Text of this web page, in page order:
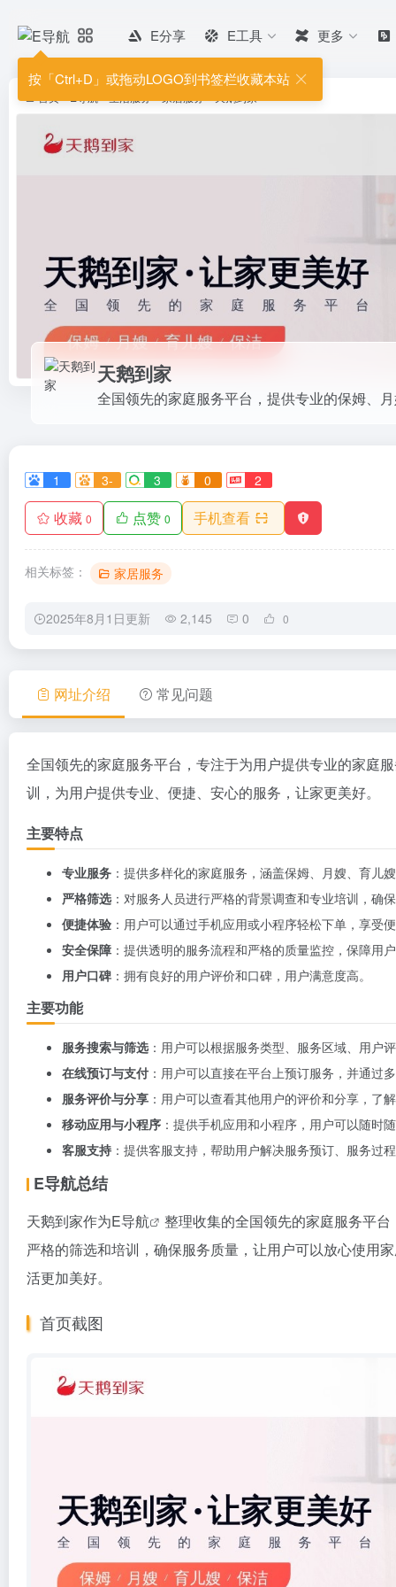
按「Ctrl+D」或拖动LOGO到书签栏收藏本站
E分享 E工具 更多
天鹅到家
1 3- 3 0 2
收藏 0 点赞 0 手机查看
相关标签： 家居服务
2025年8月1日更新 2,145 0 0
全国领先的家庭服务平台，提供
验，让家更美好。
网址介绍 常见问题
全国领先的家庭服务平台，专注于为用户提供专业的家庭
训，为用户提供专业、便捷、安心的服务，让家更美好。
主要特点
专业服务 ：提供多样化的家庭服务，涵盖保姆、月嫂、育儿
严格筛选：对服务人员进行严格的背景调查和专业培训，确
便捷体验 ：用户可以通过手机应用或小程序轻松下单，享受
安全保障 ：提供透明的服务流程和严格的质量监控，保障用
用户口碑 ：拥有良好的用户评价和口碑，用户满意度高。
主要功能
服务搜索与筛选：用户可以根据服务类型、服务区域、用户
在线预订与支付 ：用户可以直接在平台上预订服务，并通过
服务评价与分享 ：用户可以查看其他用户的评价和分享，了
移动应用与小程序 ：提供手机应用和小程序，用户可以随时
客服支持 ：提供客服支持，帮助用户解决服务预订、服务过
E导航总结
天鹅到家作为E导航
整理收集的全国领先的家庭服务平
严格的筛选和培训，确保服务质量，让用户可以放心使用
活更加美好。
首页截图